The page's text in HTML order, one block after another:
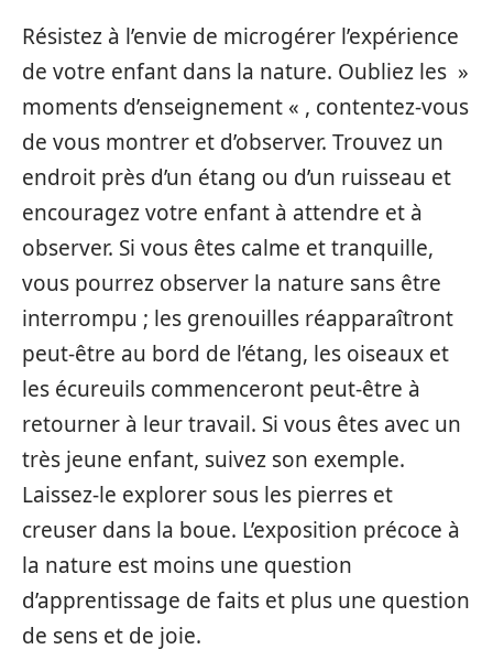
Résistez à l’envie de microgérer l’expérience
de votre enfant dans la nature. Oubliez les »
moments d’enseignement « , contentez-vous
de vous montrer et d’observer. Trouvez un
endroit près d’un étang ou d’un ruisseau et
encouragez votre enfant à attendre et à
observer. Si vous êtes calme et tranquille,
vous pourrez observer la nature sans être
interrompu ; les grenouilles réapparaîtront
peut-être au bord de l’étang, les oiseaux et
les écureuils commenceront peut-être à
retourner à leur travail. Si vous êtes avec un
très jeune enfant, suivez son exemple.
Laissez-le explorer sous les pierres et
creuser dans la boue. L’exposition précoce à
la nature est moins une question
d’apprentissage de faits et plus une question
de sens et de joie.